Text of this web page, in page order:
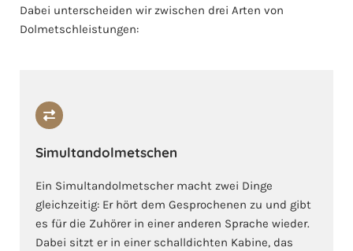
Dabei unterscheiden wir zwischen drei Arten von
Dolmetschleistungen:
Simultandolmetschen
Ein Simultandolmetscher macht zwei Dinge
gleichzeitig: Er hört dem Gesprochenen zu und gibt
es für die Zuhörer in einer anderen Sprache wieder.
Dabei sitzt er in einer schalldichten Kabine, das